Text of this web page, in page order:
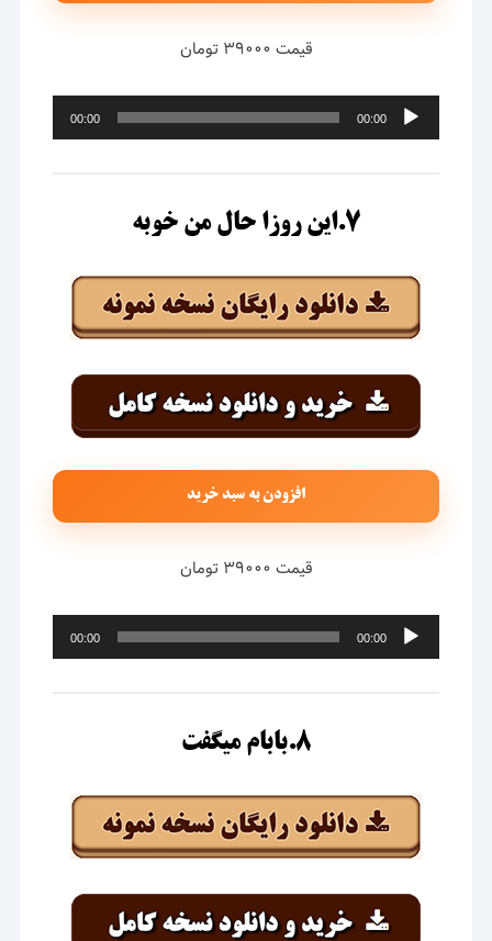
قیمت ۳۹۰۰۰ تومان
پخش‌کننده
صوت
00:00
00:00
۷.این روزا حال من خوبه
افزودن به سبد خرید
قیمت ۳۹۰۰۰ تومان
پخش‌کننده
صوت
00:00
00:00
۸.بابام میگفت